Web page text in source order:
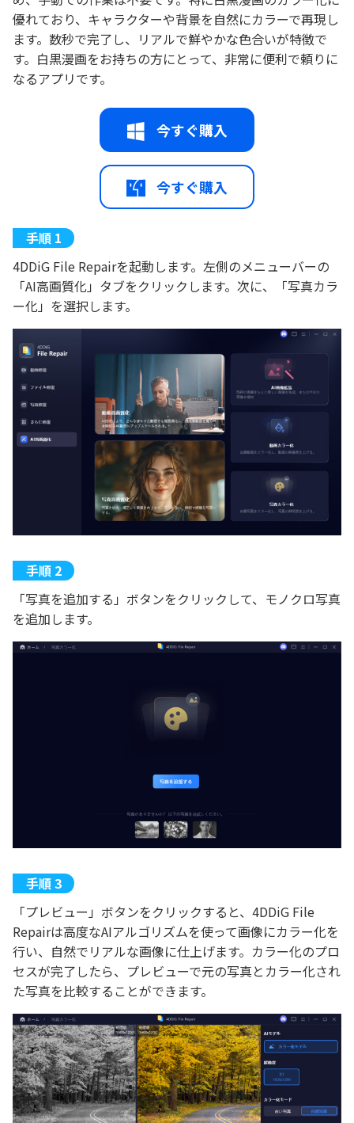
優れており、キャラクターや背景を自然にカラーで再現し
ます。数秒で完了し、リアルで鮮やかな色合いが特徴で
す。白黒漫画をお持ちの方にとって、非常に便利で頼りに
なるアプリです。
今すぐ購入
今すぐ購入
4DDiG File Repairを起動します。左側のメニューバーの
「AI高画質化」タブをクリックします。次に、「写真カラ
ー化」を選択します。
「写真を追加する」ボタンをクリックして、モノクロ写真
を追加します。
「プレビュー」ボタンをクリックすると、4DDiG File
Repairは高度なAIアルゴリズムを使って画像にカラー化を
行い、自然でリアルな画像に仕上げます。カラー化のプロ
セスが完了したら、プレビューで元の写真とカラー化され
た写真を比較することができます。